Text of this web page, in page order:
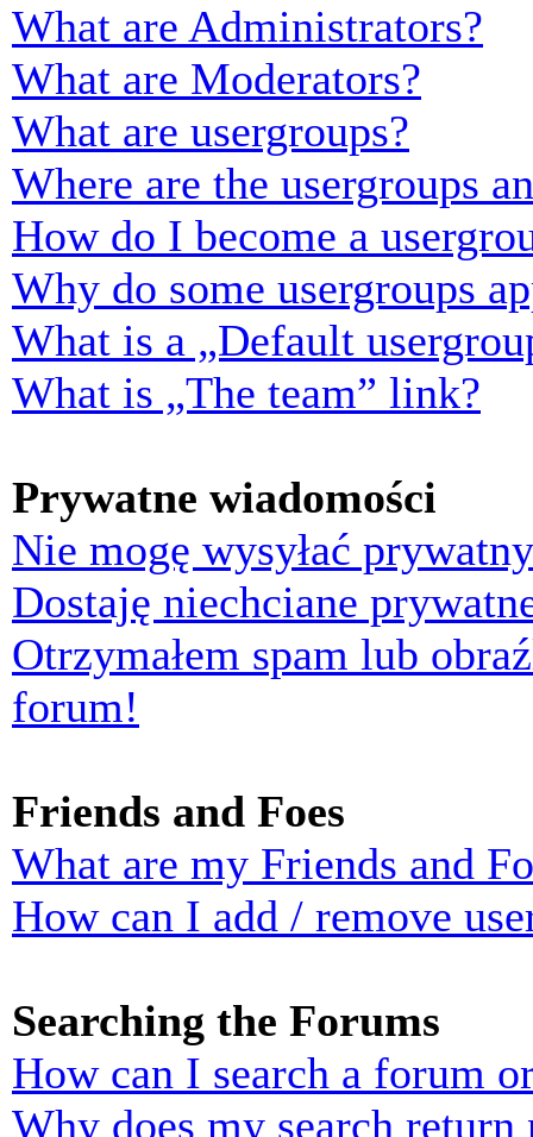
What are Administrators?
What are Moderators?
What are usergroups?
Where are the usergroups
How do I become a
Why do some usergroups
What is a „Default
What is „The team” link?
Prywatne wiadomości
Nie mogę wysyłać
Dostaję niechciane
Otrzymałem spam lub
forum!
Friends and Foes
What are my Friends and
How can I add / remove
Searching the Forums
How can I search a forum
Why does my search return